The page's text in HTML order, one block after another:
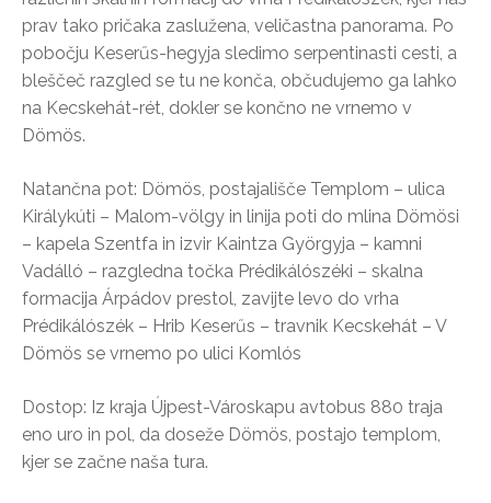
prav tako pričaka zaslužena, veličastna panorama. Po
pobočju Keserűs-hegyja sledimo serpentinasti cesti, a
bleščeč razgled se tu ne konča, občudujemo ga lahko
na Kecskehát-rét, dokler se končno ne vrnemo v
Dömös.
Natančna pot: Dömös, postajališče Templom – ulica
Királykúti – Malom-völgy in linija poti do mlina Dömösi
– kapela Szentfa in izvir Kaintza Györgyja – kamni
Vadálló – razgledna točka Prédikálószéki – skalna
formacija Árpádov prestol, zavijte levo do vrha
Prédikálószék – Hrib Keserűs – travnik Kecskehát – V
Dömös se vrnemo po ulici Komlós
Dostop: Iz kraja Újpest-Városkapu avtobus 880 traja
eno uro in pol, da doseže Dömös, postajo templom,
kjer se začne naša tura.